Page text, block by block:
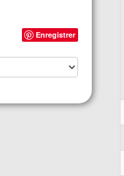
Enregistrer